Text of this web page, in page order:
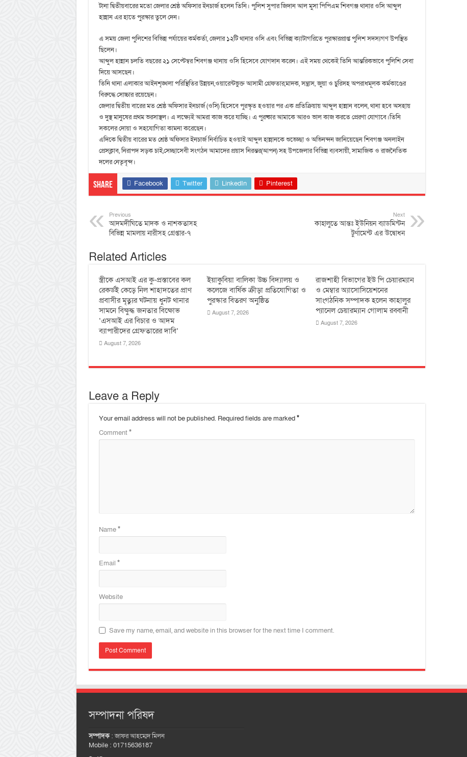
টানা দ্বিতীয়বারের মতো জেলার শ্রেষ্ঠ অফিসার ইনচার্জ হলেন তিনি। পুলিশ সুপার জিদান আল মুসা পিপিএম শিবগঞ্জ থানার ওসি আব্দুল
হান্নান এর হাতে পুরস্কার তুলে দেন।
এ সময় জেলা পুলিশের বিভিন্ন পর্যায়ের কর্মকর্তা, জেলার ১২টি থানার ওসি এবং বিভিন্ন ক্যাটাগরিতে পুরস্কারপ্রাপ্ত পুলিশ সদস্যগণ উপস্থিত
ছিলেন।
আব্দুল হান্নান চলতি বছরের ২১ সেপ্টেম্বর শিবগঞ্জ থানায় ওসি হিসেবে যোগদান করেন। এই সময় থেকেই তিনি আন্তরিকভাবে পুলিশি সেবা
দিয়ে আসছেন।
তিনি থানা এলাকার আইনশৃঙ্খলা পরিস্থিতির উন্নয়ন,ওয়ারেন্টভুক্ত আসামী গ্রেফতার,মাদক, সন্ত্রাস, জুয়া ও চুরিসহ অপরাধমূলক কর্মকাণ্ডের
বিরুদ্ধে সোচ্চার রয়েছেন।
জেলার দ্বিতীয় বারের মত শ্রেষ্ঠ অফিসার ইনচার্জ (ওসি) হিসেবে পুরস্কৃত হওয়ার পর এক প্রতিক্রিয়ায় আব্দুল হান্নান বলেন, থানা হবে অসহায়
ও দুস্থ মানুষের প্রথম ভরসাস্থল। এ লক্ষ্যেই আমরা কাজ করে যাচ্ছি। এ পুরষ্কার আমাকে আরও ভাল কাজ করতে প্রেরণা যোগাবে।তিনি
সকলের দোয়া ও সহযোগিতা কামনা করেছেন।
এদিকে দ্বিতীয় বারের মত শ্রেষ্ঠ অফিসার ইনচার্জ নির্বাচিত হওয়াই আব্দুল হান্নানকে শুভেচ্ছা ও অভিনন্দন জানিয়েছেন শিবগঞ্জ অনলাইন
প্রেসক্লাব, নিরাপদ সড়ক চাই,সেচ্ছাসেবী সংগঠন আমাদের প্রয়াস নিরন্তর(আপন) সহ উপজেলার বিভিন্ন ব্যবসায়ী, সামাজিক ও রাজনৈতিক
দলের নেতৃবৃন্দ।
Share Facebook Twitter LinkedIn Pinterest
Previous
আদমদীঘিতে মাদক ও নাশকতাসহ
বিভিন্ন মামলায় নারীসহ গ্রেপ্তার-৭
Next
কাহালুতে আন্তঃ ইউনিয়ন ব্যাডমিন্টন
টুর্ণামেন্ট এর উদ্বোধন
Related Articles
স্ত্রীকে এসআই এর কু-প্রস্তাবের কল
রেকর্ডই কেড়ে নিল শাহাদতের প্রাণ
প্রবাসীর মৃত্যুর ঘটনায় ধুনট থানার
সামনে বিক্ষুদ্ধ জনতার বিক্ষোভ
‘এসআই এর বিচার ও আদম
ব্যাপারীদের গ্রেফতারের দাবি’
August 7, 2026
ইয়াকুবিয়া বালিকা উচ্চ বিদ্যালয় ও
কলেজে বার্ষিক ক্রীড়া প্রতিযোগিতা ও
পুরস্কার বিতরণ অনুষ্ঠিত
August 7, 2026
রাজশাহী বিভাগের ইউ পি চেয়ারম্যান
ও মেম্বার অ্যাসোসিয়েশনের
সাংগঠনিক সম্পাদক হলেন কাহালুর
প্যানেল চেয়ারম্যান গোলাম রব্বানী
August 7, 2026
Leave a Reply
Your email address will not be published. Required fields are marked*
Comment*
Name*
Email *
Website
Save my name, email, and website in this browser for the next time I comment.
সম্পাদনা পরিষদ
সম্পাদক:জাফর আহম্মেদ মিলন
Mobile : 01715636187